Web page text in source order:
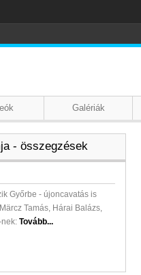
Galériák
- összegzések
Győrbe - újoncavatás is
Tamás, Hárai Balázs,
nek:Tovább...